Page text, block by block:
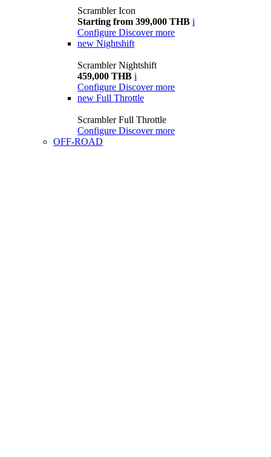
Scrambler Icon
Starting from 399,000 THB i
Configure Discover more
new Nightshift
Scrambler Nightshift
459,000 THB i
Configure Discover more
new Full Throttle
Scrambler Full Throttle
Configure Discover more
OFF-ROAD